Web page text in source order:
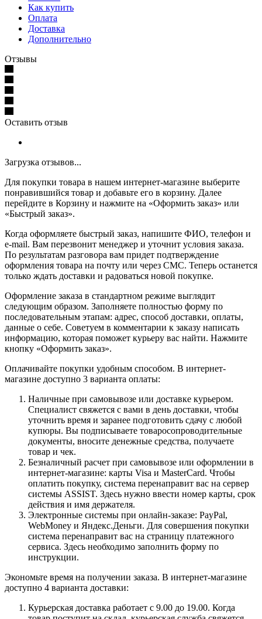
Как купить
Оплата
Доставка
Дополнительно
Отзывы
Оставить отзыв
Загрузка отзывов...
Для покупки товара в нашем интернет-магазине выберите
понравившийся товар и добавьте его в корзину. Далее
перейдите в Корзину и нажмите на «Оформить заказ» или
«Быстрый заказ».
Когда оформляете быстрый заказ, напишите ФИО, телефон и
e-mail. Вам перезвонит менеджер и уточнит условия заказа.
По результатам разговора вам придет подтверждение
оформления товара на почту или через СМС. Теперь останется
только ждать доставки и радоваться новой покупке.
Оформление заказа в стандартном режиме выглядит
следующим образом. Заполняете полностью форму по
последовательным этапам: адрес, способ доставки, оплаты,
данные о себе. Советуем в комментарии к заказу написать
информацию, которая поможет курьеру вас найти. Нажмите
кнопку «Оформить заказ».
Оплачивайте покупки удобным способом. В интернет-
магазине доступно 3 варианта оплаты:
Наличные при самовывозе или доставке курьером.
Специалист свяжется с вами в день доставки, чтобы
уточнить время и заранее подготовить сдачу с любой
купюры. Вы подписываете товаросопроводительные
документы, вносите денежные средства, получаете
товар и чек.
Безналичный расчет при самовывозе или оформлении в
интернет-магазине: карты Visa и MasterCard. Чтобы
оплатить покупку, система перенаправит вас на сервер
системы ASSIST. Здесь нужно ввести номер карты, срок
действия и имя держателя.
Электронные системы при онлайн-заказе: PayPal,
WebMoney и Яндекс.Деньги. Для совершения покупки
система перенаправит вас на страницу платежного
сервиса. Здесь необходимо заполнить форму по
инструкции.
Экономьте время на получении заказа. В интернет-магазине
доступно 4 варианта доставки:
Курьерская доставка работает с 9.00 до 19.00. Когда